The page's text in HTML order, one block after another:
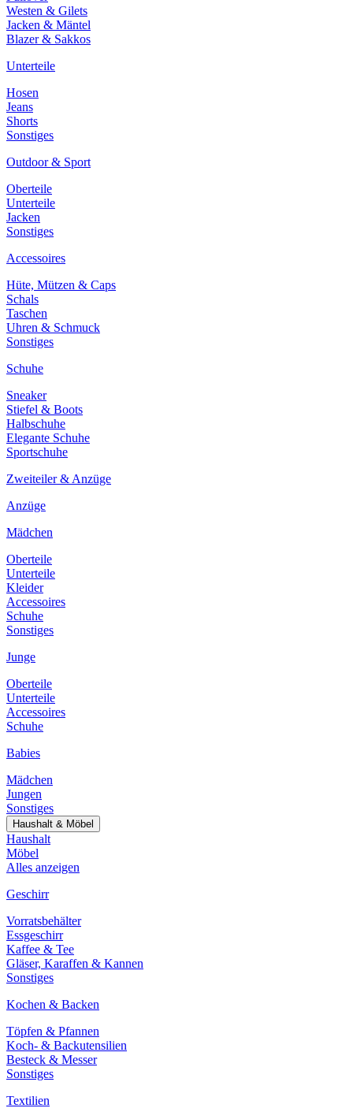
Westen & Gilets
Jacken & Mäntel
Blazer & Sakkos
Unterteile
Hosen
Jeans
Shorts
Sonstiges
Outdoor & Sport
Oberteile
Unterteile
Jacken
Sonstiges
Accessoires
Hüte, Mützen & Caps
Schals
Taschen
Uhren & Schmuck
Sonstiges
Schuhe
Sneaker
Stiefel & Boots
Halbschuhe
Elegante Schuhe
Sportschuhe
Zweiteiler & Anzüge
Anzüge
Mädchen
Oberteile
Unterteile
Kleider
Accessoires
Schuhe
Sonstiges
Junge
Oberteile
Unterteile
Accessoires
Schuhe
Babies
Mädchen
Jungen
Sonstiges
Haushalt & Möbel
Haushalt
Möbel
Alles anzeigen
Geschirr
Vorratsbehälter
Essgeschirr
Kaffee & Tee
Gläser, Karaffen & Kannen
Sonstiges
Kochen & Backen
Töpfen & Pfannen
Koch- & Backutensilien
Besteck & Messer
Sonstiges
Textilien